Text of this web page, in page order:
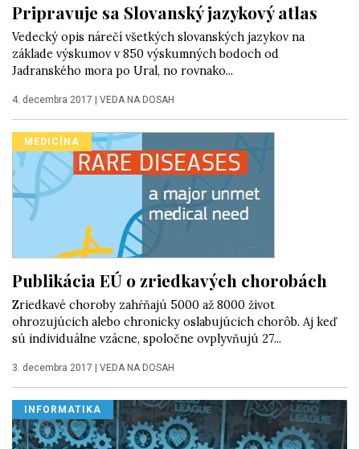
Pripravuje sa Slovanský jazykový atlas
Vedecký opis nárečí všetkých slovanských jazykov na
základe výskumov v 850 výskumných bodoch od
Jadranského mora po Ural, no rovnako...
4. decembra 2017 VEDA NA DOSAH
MEDICÍNA
Publikácia EÚ o zriedkavých chorobách
Zriedkavé choroby zahŕňajú 5000 až 8000 život
ohrozujúcich alebo chronicky oslabujúcich chorôb. Aj keď
sú individuálne vzácne, spoločne ovplyvňujú 27...
3. decembra 2017 VEDA NA DOSAH
INFORMATIKA